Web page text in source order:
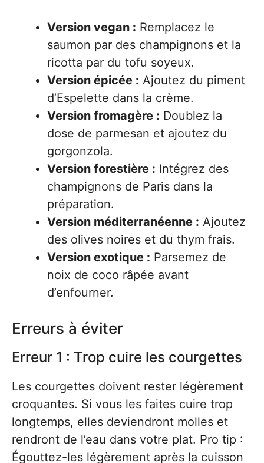
Version vegan : Remplacez le
saumon par des champignons et la
ricotta par du tofu soyeux.
Version épicée : Ajoutez du piment
d’Espelette dans la crème.
Version fromagère : Doublez la
dose de parmesan et ajoutez du
gorgonzola.
Version forestière : Intégrez des
champignons de Paris dans la
préparation.
Version méditerranéenne : Ajoutez
des olives noires et du thym frais.
Version exotique : Parsemez de
noix de coco râpée avant
d’enfourner.
Erreurs à éviter
Erreur 1 : Trop cuire les courgettes
Les courgettes doivent rester légèrement
croquantes. Si vous les faites cuire trop
longtemps, elles deviendront molles et
rendront de l’eau dans votre plat. Pro tip :
Égouttez-les légèrement après la cuisson